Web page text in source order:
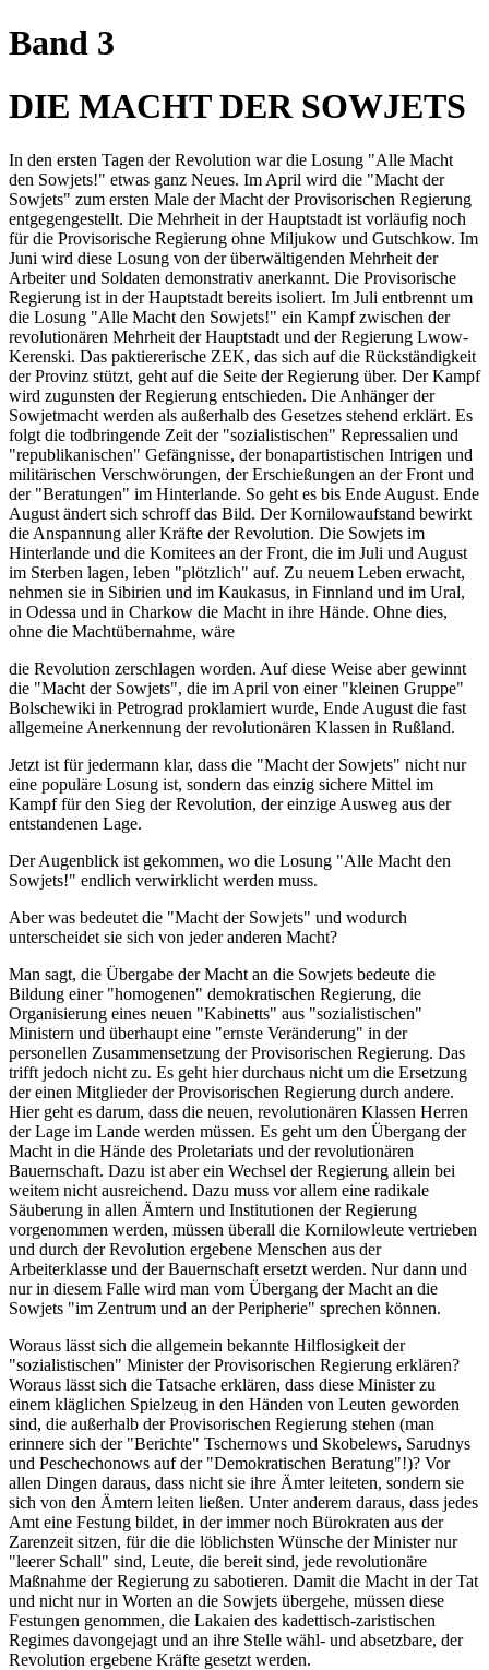
Band 3
DIE MACHT DER SOWJETS
In den ersten Tagen der Revolution war die Losung "Alle Macht
den Sowjets!" etwas ganz Neues. Im April wird die "Macht der
Sowjets" zum ersten Male der Macht der Provisorischen Regierung
entgegengestellt. Die Mehrheit in der Hauptstadt ist vorläufig noch
für die Provisorische Regierung ohne Miljukow und Gutschkow. Im
Juni wird diese Losung von der überwältigenden Mehrheit der
Arbeiter und Soldaten demonstrativ anerkannt. Die Provisorische
Regierung ist in der Hauptstadt bereits isoliert. Im Juli entbrennt um
die Losung "Alle Macht den Sowjets!" ein Kampf zwischen der
revolutionären Mehrheit der Hauptstadt und der Regierung Lwow-
Kerenski. Das paktiererische ZEK, das sich auf die Rückständigkeit
der Provinz stützt, geht auf die Seite der Regierung über. Der Kampf
wird zugunsten der Regierung entschieden. Die Anhänger der
Sowjetmacht werden als außerhalb des Gesetzes stehend erklärt. Es
folgt die todbringende Zeit der "sozialistischen" Repressalien und
"republikanischen" Gefängnisse, der bonapartistischen Intrigen und
militärischen Verschwörungen, der Erschießungen an der Front und
der "Beratungen" im Hinterlande. So geht es bis Ende August. Ende
August ändert sich schroff das Bild. Der Kornilowaufstand bewirkt
die Anspannung aller Kräfte der Revolution. Die Sowjets im
Hinterlande und die Komitees an der Front, die im Juli und August
im Sterben lagen, leben "plötzlich" auf. Zu neuem Leben erwacht,
nehmen sie in Sibirien und im Kaukasus, in Finnland und im Ural,
in Odessa und in Charkow die Macht in ihre Hände. Ohne dies,
ohne die Machtübernahme, wäre
die Revolution zerschlagen worden. Auf diese Weise aber gewinnt
die "Macht der Sowjets", die im April von einer "kleinen Gruppe"
Bolschewiki in Petrograd proklamiert wurde, Ende August die fast
allgemeine Anerkennung der revolutionären Klassen in Rußland.
Jetzt ist für jedermann klar, dass die "Macht der Sowjets" nicht nur
eine populäre Losung ist, sondern das einzig sichere Mittel im
Kampf für den Sieg der Revolution, der einzige Ausweg aus der
entstandenen Lage.
Der Augenblick ist gekommen, wo die Losung "Alle Macht den
Sowjets!" endlich verwirklicht werden muss.
Aber was bedeutet die "Macht der Sowjets" und wodurch
unterscheidet sie sich von jeder anderen Macht?
Man sagt, die Übergabe der Macht an die Sowjets bedeute die
Bildung einer "homogenen" demokratischen Regierung, die
Organisierung eines neuen "Kabinetts" aus "sozialistischen"
Ministern und überhaupt eine "ernste Veränderung" in der
personellen Zusammensetzung der Provisorischen Regierung. Das
trifft jedoch nicht zu. Es geht hier durchaus nicht um die Ersetzung
der einen Mitglieder der Provisorischen Regierung durch andere.
Hier geht es darum, dass die neuen, revolutionären Klassen Herren
der Lage im Lande werden müssen. Es geht um den Übergang der
Macht in die Hände des Proletariats und der revolutionären
Bauernschaft. Dazu ist aber ein Wechsel der Regierung allein bei
weitem nicht ausreichend. Dazu muss vor allem eine radikale
Säuberung in allen Ämtern und Institutionen der Regierung
vorgenommen werden, müssen überall die Kornilowleute vertrieben
und durch der Revolution ergebene Menschen aus der
Arbeiterklasse und der Bauernschaft ersetzt werden. Nur dann und
nur in diesem Falle wird man vom Übergang der Macht an die
Sowjets "im Zentrum und an der Peripherie" sprechen können.
Woraus lässt sich die allgemein bekannte Hilflosigkeit der
"sozialistischen" Minister der Provisorischen Regierung erklären?
Woraus lässt sich die Tatsache erklären, dass diese Minister zu
einem kläglichen Spielzeug in den Händen von Leuten geworden
sind, die außerhalb der Provisorischen Regierung stehen (man
erinnere sich der "Berichte" Tschernows und Skobelews, Sarudnys
und Peschechonows auf der "Demokratischen Beratung"!)? Vor
allen Dingen daraus, dass nicht sie ihre Ämter leiteten, sondern sie
sich von den Ämtern leiten ließen. Unter anderem daraus, dass jedes
Amt eine Festung bildet, in der immer noch Bürokraten aus der
Zarenzeit sitzen, für die die löblichsten Wünsche der Minister nur
"leerer Schall" sind, Leute, die bereit sind, jede revolutionäre
Maßnahme der Regierung zu sabotieren. Damit die Macht in der Tat
und nicht nur in Worten an die Sowjets übergehe, müssen diese
Festungen genommen, die Lakaien des kadettisch-zaristischen
Regimes davongejagt und an ihre Stelle wähl- und absetzbare, der
Revolution ergebene Kräfte gesetzt werden.